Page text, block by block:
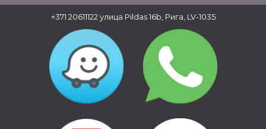
+371 20611122улица Pildas 16b, Рига, LV-1035